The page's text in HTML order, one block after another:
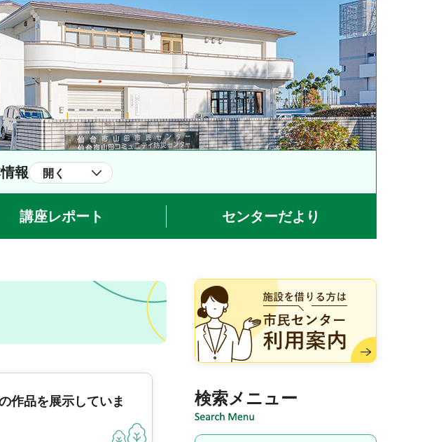
報 開く
講座レポート センターだより
作品を展示していま
施設を借りる方は市民センター
利用案内
検索メニュー